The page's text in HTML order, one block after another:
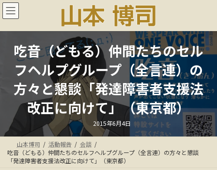
コ
ン
ン
ナ
ビ
ー
吃音（どもる）仲間たちのセル
フヘルプグループ（全言連）の
方々と懇談「発達障害者支援法
改正に向けて」（東京都）
最
終
更
新
日
時
:
2015年6月4日
山本博司 活動報告
会談
吃音（どもる）仲間たちのセルフヘルプグループ（全言連）の方々と懇談
「発達障害者支援法改正に向けて」（東京都）